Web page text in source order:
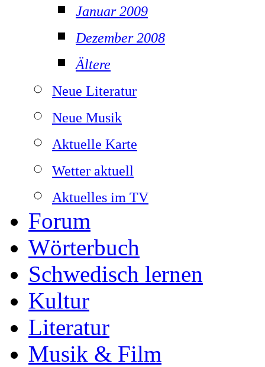
Januar 2009
Dezember 2008
Ältere
Neue Literatur
Neue Musik
Aktuelle Karte
Wetter aktuell
Aktuelles im TV
Forum
Wörterbuch
Schwedisch lernen
Kultur
Literatur
Musik & Film